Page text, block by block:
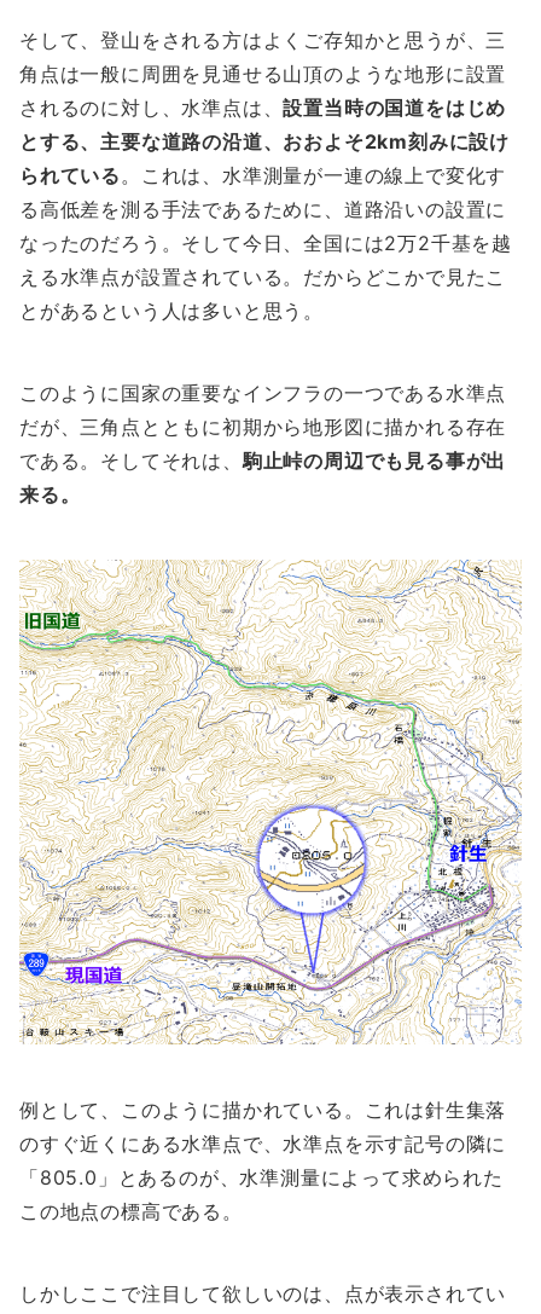
そして、登山をされる方はよくご存知かと思うが、三
角点は一般に周囲を見通せる山頂のような地形に設置
されるのに対し、水準点は、設置当時の国道をはじめ
とする、主要な道路の沿道、おおよそ2km刻みに設け
られている。これは、水準測量が一連の線上で変化す
る高低差を測る手法であるために、道路沿いの設置に
なったのだろう。そして今日、全国には2万2千基を越
える水準点が設置されている。だからどこかで見たこ
とがあるという人は多いと思う。
このように国家の重要なインフラの一つである水準点
だが、三角点とともに初期から地形図に描かれる存在
である。そしてそれは、駒止峠の周辺でも見る事が出
来る。
例として、このように描かれている。これは針生集落
のすぐ近くにある水準点で、水準点を示す記号の隣に
「805.0」とあるのが、水準測量によって求められた
この地点の標高である。
しかしここで注目して欲しいのは、点が表示されてい